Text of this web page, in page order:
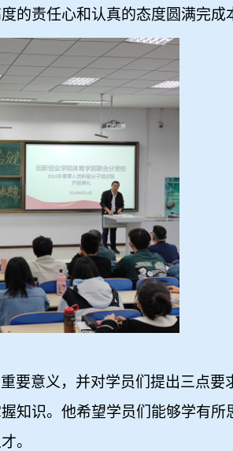
的责任心和认真的态度圆满完成
要意义，并对学员们提出三点要
知识。他希望学员们能够学有所
。